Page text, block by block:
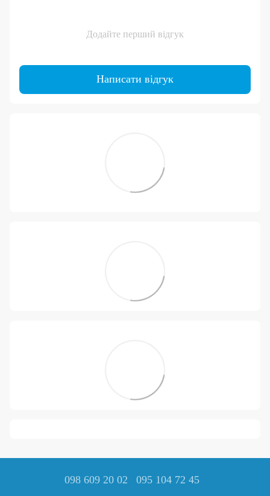
Додайте перший відгук
Написати відгук
098 609 20 02 095 104 72 45